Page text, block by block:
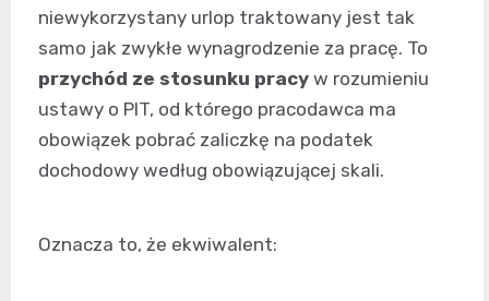
niewykorzystany urlop traktowany jest tak
samo jak zwykłe wynagrodzenie za pracę. To
przychód ze stosunku pracy w rozumieniu
ustawy o PIT, od którego pracodawca ma
obowiązek pobrać zaliczkę na podatek
dochodowy według obowiązującej skali.
Oznacza to, że ekwiwalent: